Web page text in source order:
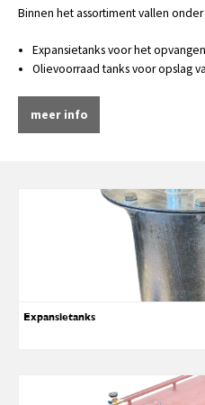
Binnen het assortiment vallen
Expansietanks voor het
Olievoorraad tanks voor opslag
meer info
Expansietanks